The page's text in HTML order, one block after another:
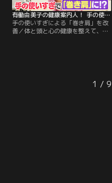
有働由美子の健康案内人！ 手の使いすぎによる「巻き肩」を改善
手の使いすぎによる「巻き肩」を改
善／体と頭と心の健康を整えて、今
たった2分で元気な足腰をめざす体
操を、一緒に楽しくやってみましょ
1